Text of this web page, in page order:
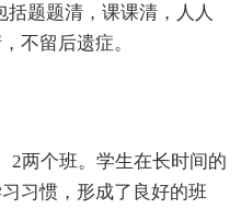
题题清，课课清，人人
不留后遗症。
2两个班。学生在长时间的
习惯，形成了良好的班